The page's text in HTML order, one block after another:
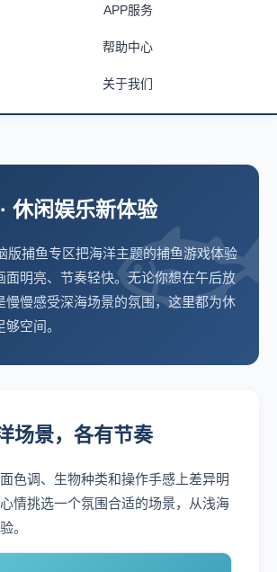
APP服务
帮助中心
关于我们
🐟
休闲娱乐新体验
版捕鱼专区把海洋主题的捕鱼游戏体验
面明亮、节奏轻快。无论你想在午后放
慢慢感受深海场景的氛围，这里都为休
空间。
场景，各有节奏
色调、生物种类和操作手感上差异明
情挑选一个氛围合适的场景，从浅海
。